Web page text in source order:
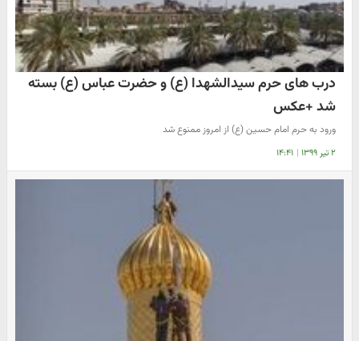
درب های حرم سیدالشهدا (ع) و حضرت عباس (ع) بسته
شد +عکس
ورود به حرم امام حسین (ع) از امروز ممنوع شد
۲ تیر ۱۳۹۹ | ۱۴:۴۱